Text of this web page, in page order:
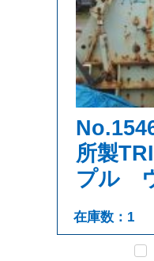
所製
プル
在庫数：1